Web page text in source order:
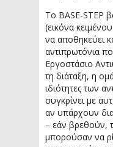
Το BASE-STEP
(εικόνα
να αποθηκεύει
αντιπρωτόνια
Εργοστάσιο
τη διάταξη, η
ιδιότητες των
συγκρίνει με
αν υπάρχουν
– εάν βρεθούν,
μπορούσαν να